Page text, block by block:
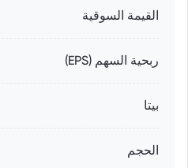
القيمة السوقية
ربحية السهم (EPS)
بيتا
الحجم